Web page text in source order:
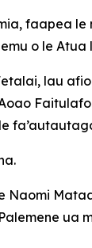
faapea
o le
lau